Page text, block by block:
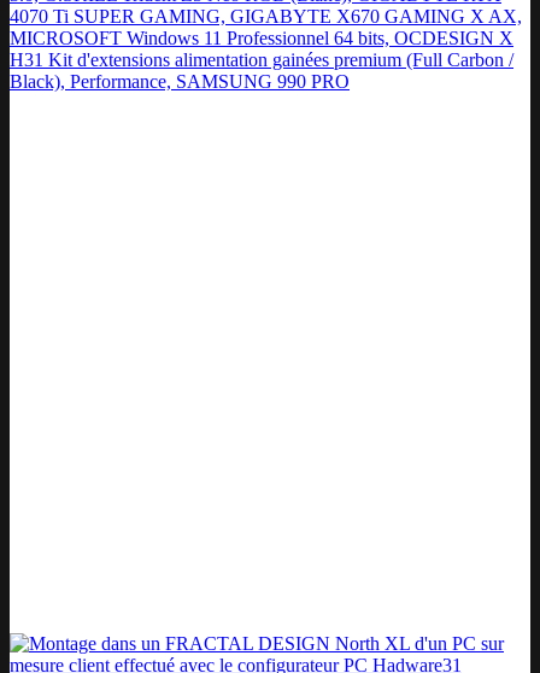
4070 Ti SUPER GAMING, GIGABYTE X670 GAMING X AX,
MICROSOFT Windows 11 Professionnel 64 bits, OCDESIGN X
H31 Kit d'extensions alimentation gainées premium (Full Carbon /
Black), Performance, SAMSUNG 990 PRO